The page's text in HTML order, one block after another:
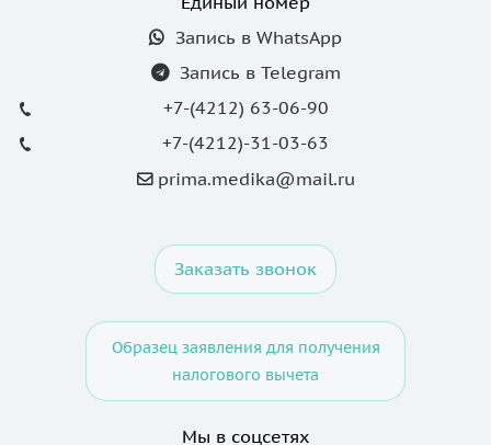
Запись в WhatsApp
Запись в Telegram
+7-(4212) 63-06-90
+7-(4212)-31-03-63
prima.medika@mail.ru
Заказать звонок
Образец заявления для получения
налогового вычета
Мы в соцсетях